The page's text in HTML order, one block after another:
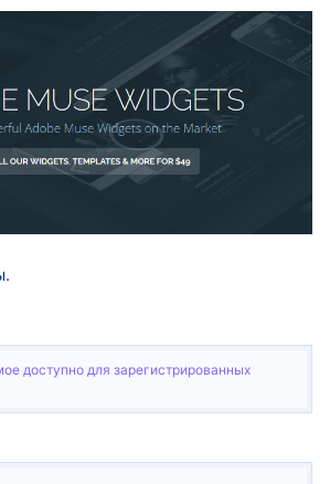
доступно для зарегистрированных